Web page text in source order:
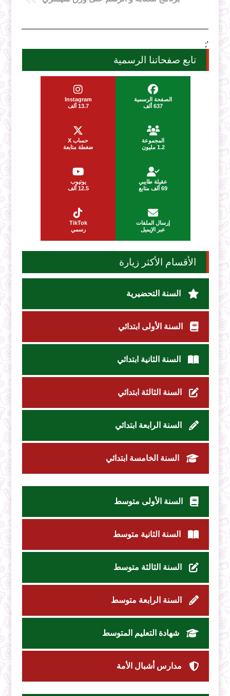
';
تابع صفحاتنا الرسمية
الصفحة الرسمية
637 ألف
Instagram
13.7 ألف
المجموعة
1.2 مليون
حساب X
ضغطة متابعة
عقيلة طايبي
69 ألف متابع
يوتيوب
12.5 ألف
إرسال الملفات
عبر الإيميل
TikTok
رسمي
الأقسام الأكثر زيارة
السنة التحضيرية
السنة الأولى ابتدائي
السنة الثانية ابتدائي
السنة الثالثة ابتدائي
السنة الرابعة ابتدائي
السنة الخامسة ابتدائي
السنة الأولى متوسط
السنة الثانية متوسط
السنة الثالثة متوسط
السنة الرابعة متوسط
شهادة التعليم المتوسط
مدارس أشبال الأمة